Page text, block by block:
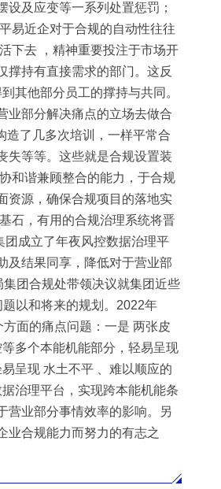
及应变等一系列处置惩罚；
易近企对于合规的自动性往往
下去 ，精神重要投注于市场开
撑持有直接需求的部门。这反
其他部分员工的撑持与共同。
业部分解决痛点的立场去做合
造了几多次培训，一样平常合
失等等。这些就是合规设置装
和谐兼顾整合的能力，于合规
资源，确保合规项目的落地实
石，有用的合规治理系统将晋
成立了年夜风控数据治理平
及结果同享，降低对于营业部
团合规处带领决议就集团近些
以和将来的规划。2022年
面的痛点问题：一是 两张皮
多个本能机能部分，轻易呈现
呈现 水土不平 、难以顺应的
治理平台，实现跨本能机能条
营业部分事情效率的影响。另
业合规能力而努力的有志之